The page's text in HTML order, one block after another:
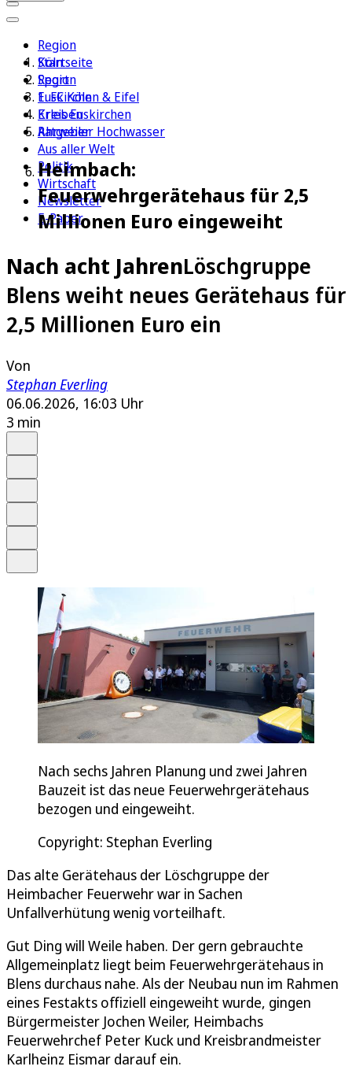
Region
Köln
Sport
1. FC Köln
Erleben
Ratgeber
Aus aller Welt
Politik
Wirtschaft
Newsletter
E-Paper
Startseite
Region
Euskirchen & Eifel
Kreis Euskirchen
Ahrweiler Hochwasser
Heimbach:
Feuerwehrgerätehaus für 2,5
Millionen Euro eingeweiht
Nach acht JahrenLöschgruppe
Blens weiht neues Gerätehaus für
2,5 Millionen Euro ein
Von
Stephan Everling
06.06.2026, 16:03 Uhr
3 min
Nach sechs Jahren Planung und zwei Jahren
Bauzeit ist das neue Feuerwehrgerätehaus
bezogen und eingeweiht.
Copyright: Stephan Everling
Das alte Gerätehaus der Löschgruppe der
Heimbacher Feuerwehr war in Sachen
Unfallverhütung wenig vorteilhaft.
Gut Ding will Weile haben. Der gern gebrauchte
Allgemeinplatz liegt beim Feuerwehrgerätehaus in
Blens durchaus nahe. Als der Neubau nun im Rahmen
eines Festakts offiziell eingeweiht wurde, gingen
Bürgermeister Jochen Weiler, Heimbachs
Feuerwehrchef Peter Kuck und Kreisbrandmeister
Karlheinz Eismar darauf ein.